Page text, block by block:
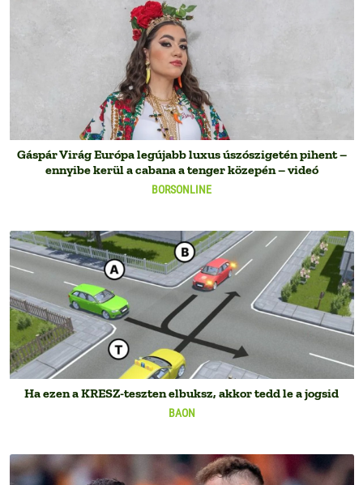
BORSONLINE
Gáspár Virág Európa legújabb luxus úszószigetén pihent –
ennyibe kerül a cabana a tenger közepén – videó
BAON
Ha ezen a KRESZ-teszten elbuksz, akkor tedd le a jogsid